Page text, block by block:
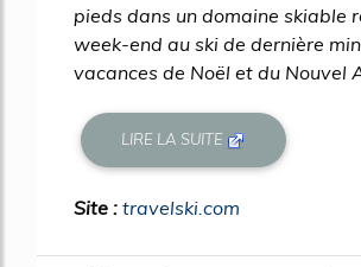
pieds dans un domaine skiable
week-end au ski de dernière
vacances de Noël et du Nouvel
LIRE LA SUITE
Site : travelski.com